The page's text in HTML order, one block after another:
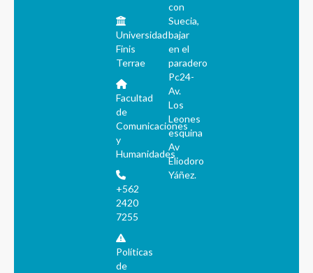
Universidad
Finis
Terrae
Facultad
de
Comunicaciones
y
Humanidades
+562
2420
7255
Políticas
de
con
Suecia,
bajar
en el
paradero
Pc24-
Av.
Los
Leones
esquina
Av
Eliodoro
Yáñez.